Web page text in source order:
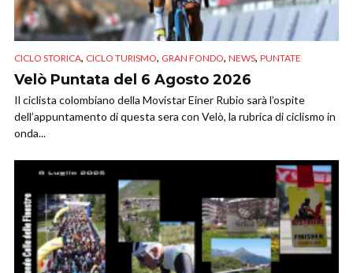
CICLO STORICA, CICLO TURISMO, GRAN FONDO, NEWS, PUNTATE
Velò Puntata del 6 Agosto 2026
Il ciclista colombiano della Movistar Einer Rubio sarà l’ospite
dell’appuntamento di questa sera con Velò, la rubrica di ciclismo in
onda...